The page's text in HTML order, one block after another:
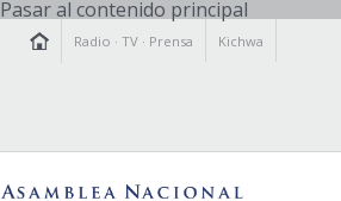
Pasar al contenido principal
Radio ·TV · Prensa Kichwa